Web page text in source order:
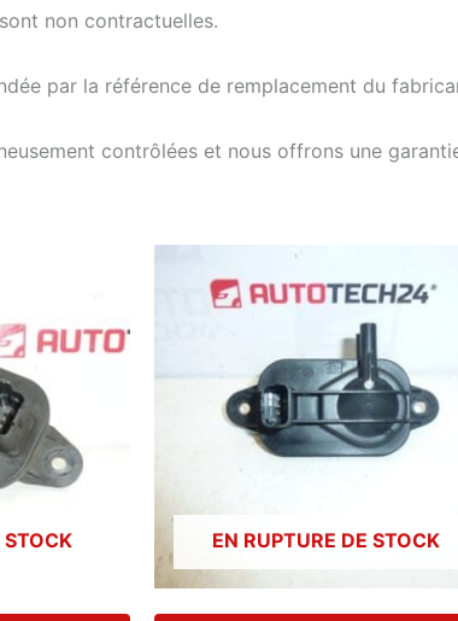
non contractuelles.
par la référence de remplacement du
contrôlées et nous offrons une
STOCK EN RUPTURE DE STOCK